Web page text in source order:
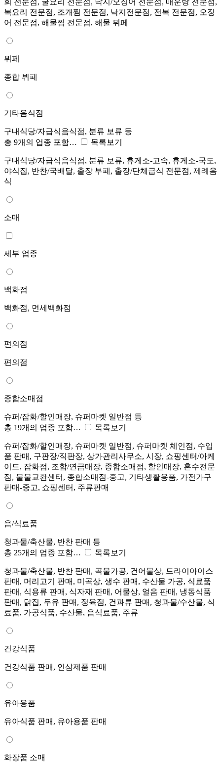
회 전문점, 굴요리 전문점, 낙지/오징어 전문점, 매운탕 전문점,
복요리 전문점, 조개찜 전문점, 낙지전문점, 전복 전문점, 오징
어 전문점, 해물찜 전문점, 해물 뷔페
뷔페
종합 뷔페
기타음식점
구내식당/자급식음식점, 분류 보류 등
총 9개의 업종 포함…
목록보기
구내식당/자급식음식점, 분류 보류, 휴게소-고속, 휴게소-국도,
야식집, 반찬/국배달, 출장 부페, 출장/단체급식 전문점, 제례음
식
소매
세부 업종
백화점
백화점, 면세백화점
편의점
편의점
종합소매점
슈퍼/잡화/할인매장, 슈퍼마켓 일반점 등
총 19개의 업종 포함…
목록보기
슈퍼/잡화/할인매장, 슈퍼마켓 일반점, 슈퍼마켓 체인점, 수입
품 판매, 구판장/직판장, 상가관리사무소, 시장, 쇼핑센터/아케
이드, 잡화점, 조합/연금매장, 종합소매점, 할인매장, 혼수전문
점, 물물교환센터, 종합소매점-중고, 기타생활용품, 가전가구
판매-중고, 쇼핑센터, 주류판매
음/식료품
청과물/축산물, 반찬 판매 등
총 25개의 업종 포함…
목록보기
청과물/축산물, 반찬 판매, 곡물가공, 건어물상, 드라이아이스
판매, 머리고기 판매, 미곡상, 생수 판매, 수산물 가공, 식료품
판매, 식용류 판매, 식자재 판매, 어물상, 얼음 판매, 냉동식품
판매, 닭집, 두유 판매, 정육점, 건과류 판매, 청과물/수산물, 식
료품, 가공식품, 수산물, 음식료품, 주류
건강식품
건강식품 판매, 인삼제품 판매
유아용품
유아식품 판매, 유아용품 판매
화장품 소매